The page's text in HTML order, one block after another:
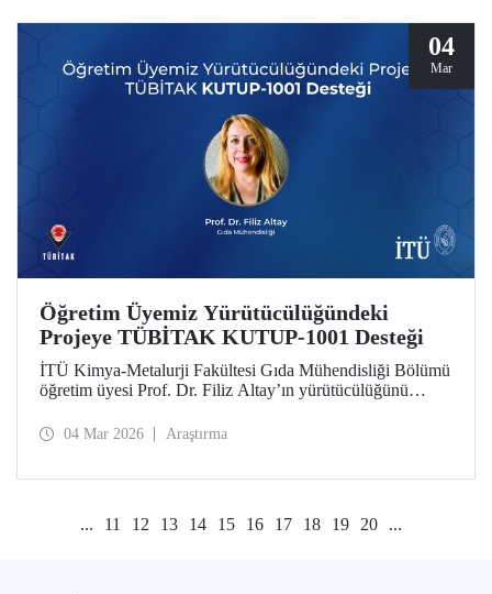
04
Mar
Öğretim Üyemiz Yürütücülüğündeki
Projeye TÜBİTAK KUTUP-1001 Desteği
İTÜ Kimya-Metalurji Fakültesi Gıda Mühendisliği Bölümü
öğretim üyesi Prof. Dr. Filiz Altay’ın yürütücülüğünü
Programı kapsamında desteğe değer görüldü.
04 Mar 2026 Araştırma
... 11 12 13 14 15 16 17 18 19 20 ...